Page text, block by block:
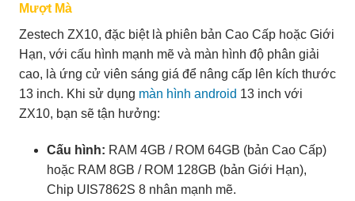
Mượt Mà
Zestech ZX10, đặc biệt là phiên bản Cao Cấp hoặc Giới
Hạn, với cấu hình mạnh mẽ và màn hình độ phân giải
cao, là ứng cử viên sáng giá để nâng cấp lên kích thước
13 inch. Khi sử dụng màn hình android 13 inch với
ZX10, bạn sẽ tận hưởng:
Cấu hình: RAM 4GB / ROM 64GB (bản Cao Cấp)
hoặc RAM 8GB / ROM 128GB (bản Giới Hạn),
Chip UIS7862S 8 nhân mạnh mẽ.